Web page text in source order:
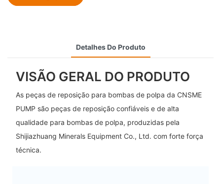
Detalhes Do Produto
VISÃO GERAL DO PRODUTO
As peças de reposição para bombas de polpa da CNSME
PUMP são peças de reposição confiáveis ​​e de alta
qualidade para bombas de polpa, produzidas pela
Shijiazhuang Minerals Equipment Co., Ltd. com forte força
técnica.